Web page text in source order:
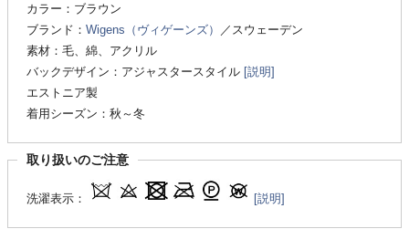
カラー：ブラウン
ブランド： Wigens（ヴィゲーンズ）
／スウェーデン
素材：毛、綿、アクリル
バックデザイン：アジャスタースタイル [説明]
エストニア製
着用シーズン：秋～冬
取り扱いのご注意
洗濯表示： [説明]